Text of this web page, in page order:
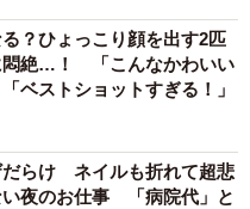
？ひょっこり顔を出す2匹
悶絶…！ 「こんなかわいい
ベストショットすぎる！」
だらけ ネイルも折れて超悲
夜のお仕事 「病院代」と